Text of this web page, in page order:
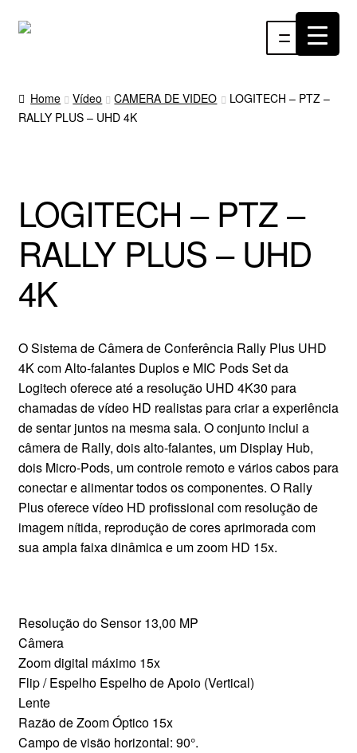
Pular
Pular
conteúdo
Menu
ÁUDIO
VÍDEO
RÁDIO WEBTV
EVENTOS
CONTATO
Home Vídeo CAMERA DE VIDEO
LOGITECH – PTZ –
RALLY PLUS – UHD 4K
LOGITECH – PTZ –
RALLY PLUS – UHD
4K
O Sistema de Câmera de Conferência Rally Plus UHD
4K com Alto-falantes Duplos e MIC Pods Set da
Logitech oferece até a resolução UHD 4K30 para
chamadas de vídeo HD realistas para criar a experiência
de sentar juntos na mesma sala. O conjunto inclui a
câmera de Rally, dois alto-falantes, um Display Hub,
dois Micro-Pods, um controle remoto e vários cabos para
conectar e alimentar todos os componentes. O Rally
Plus oferece vídeo HD profissional com resolução de
imagem nítida, reprodução de cores aprimorada com
sua ampla faixa dinâmica e um zoom HD 15x.
Resolução do Sensor 13,00 MP
Câmera
Zoom digital máximo 15x
Flip / Espelho Espelho de Apoio (Vertical)
Lente
Razão de Zoom Óptico 15x
Campo de visão horizontal: 90°.